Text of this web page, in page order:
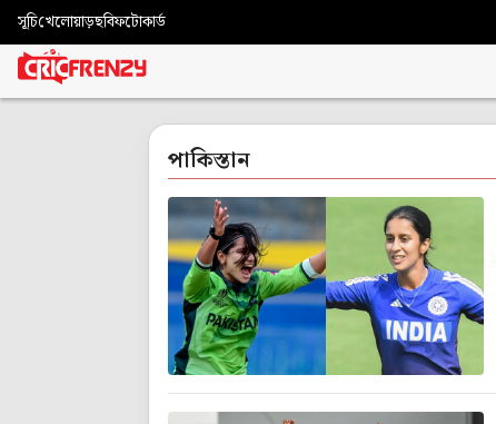
সূচিখেলোয়াড়ছবিফটোকার্ড
পাকিস্তান